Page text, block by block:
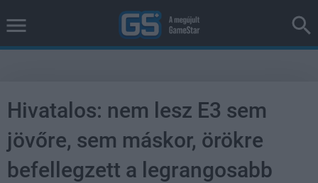
Hivatalos: nem lesz E3 sem
jövőre, sem máskor, örökre
befellegzett a legrangosabb